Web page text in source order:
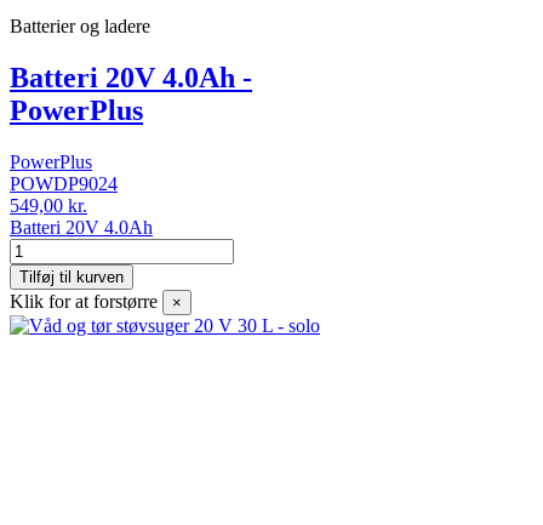
Batterier og ladere
Batteri 20V 4.0Ah -
PowerPlus
PowerPlus
POWDP9024
549,00 kr.
Batteri 20V 4.0Ah
Tilføj til kurven
Klik for at forstørre ×